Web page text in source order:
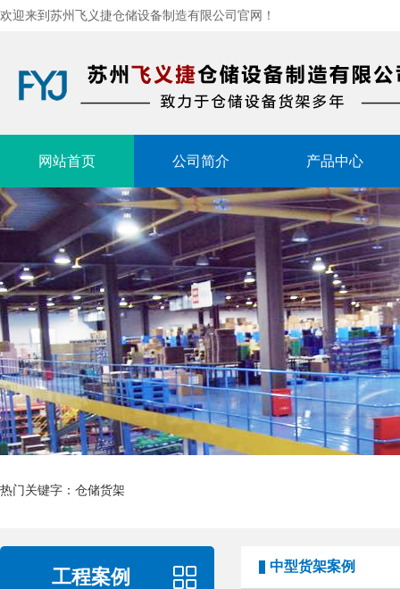
欢迎来到苏州飞义捷仓储设备制造有限公司官网！
网站首页 公司简介 产品中心
热门关键字： 仓储货架
工程案例 中型货架案例